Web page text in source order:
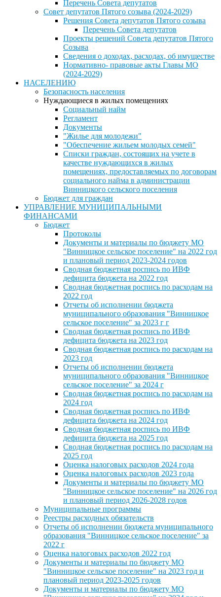
Перечень Совета депутатов
Совет депутатов Пятого созыва (2024-2029)
Решения Совета депутатов Пятого созыва
Перечень Совета депутатов
Проекты решений Совета депутатов Пятого
Созыва
Сведения о доходах, расходах, об имуществе
Нормативно- правовые акты Главы МО
(2024-2029)
НАСЕЛЕНИЮ
Безопасность населения
Нуждающиеся в жилых помещениях
Социальный найм
Регламент
Документы
"Жилье для молодежи"
"Обеспечение жильем молодых семей"
Списки граждан, состоящих на учете в
качестве нуждающихся в жилых
помещениях, предоставляемых по договорам
социального найма в администрации
Винницкого сельского поселения
Бюджет для граждан
УПРАВЛЕНИЕ МУНИЦИПАЛЬНЫМИ
ФИНАНСАМИ
Бюджет
Протоколы
Документы и материалы по бюджету МО
"Винницкое сельское поселение" на 2022 год
и плановый период 2023-2024 годов
Сводная бюджетная роспись по ИВФ
дефицита бюджета на 2022 год
Сводная бюджетная роспись по расходам на
2022 год
Отчеты об исполнении бюджета
муниципального образования "Винницкое
сельское поселение" за 2023 г г
Сводная бюджетная роспись по ИВФ
дефицита бюджета на 2023 год
Сводная бюджетная роспись по расходам на
2023 год
Отчеты об исполнении бюджета
муниципального образования "Винницкое
сельское поселение" за 2024 г
Сводная бюджетная роспись по расходам на
2024 год
Сводная бюджетная роспись по ИВФ
дефицита бюджета на 2024 год
Сводная бюджетная роспись по ИВФ
дефицита бюджета на 2025 год
Сводная бюджетная роспись по расходам на
2025 год
Оценка налоговых расходов 2024 года
Оценка налоговых расходов 2023 года
Документы и материалы по бюджету МО
"Винницкое сельское поселение" на 2026 год
и плановый период 2026-2028 годов
Муниципальные программы
Реестры расходных обязательств
Отчеты об исполнении бюджета муниципального
образования "Винницкое сельское поселение" за
2022 г
Оценка налоговых расходов 2022 год
Документы и материалы по бюджету МО
"Винницкое сельское поселение" на 2023 год и
плановый период 2023-2025 годов
Документы и материалы по бюджету МО